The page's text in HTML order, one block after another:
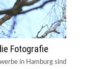
Fotografie
in Hamburg sind